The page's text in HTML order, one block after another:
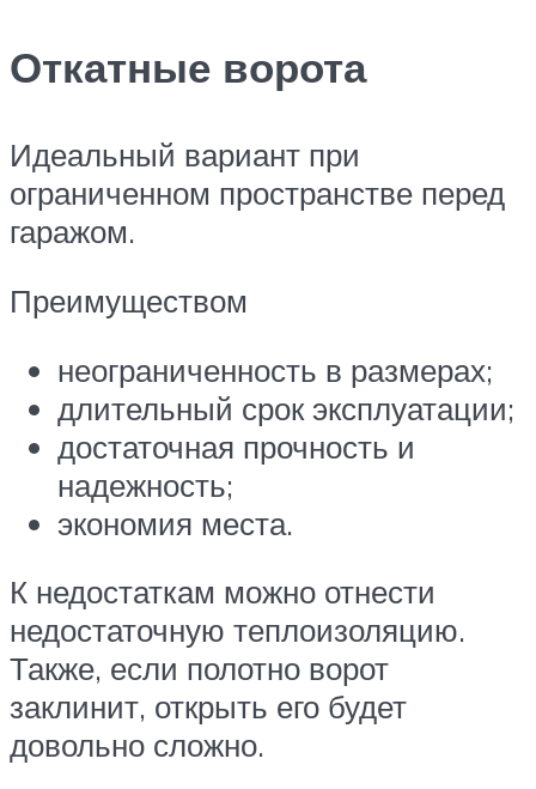
Откатные ворота
Идеальный вариант при
ограниченном пространстве перед
гаражом.
Преимуществом
неограниченность в размерах;
длительный срок эксплуатации;
достаточная прочность и
надежность;
экономия места.
К недостаткам можно отнести
недостаточную теплоизоляцию.
Также, если полотно ворот
заклинит, открыть его будет
довольно сложно.